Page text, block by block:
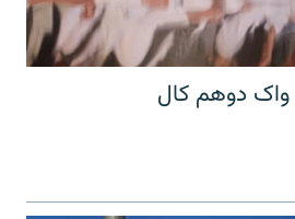
واک دوهم کال